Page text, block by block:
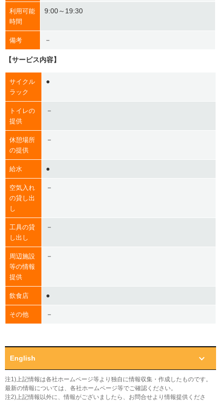
利用可能
時間
9:00～19:30
備考 －
【サービス内容】
サイクル
ラック
●
トイレの
提供
－
休憩場所
の提供
－
給水 ●
空気入れ
の貸し出
し
－
工具の貸
し出し
－
周辺施設
等の情報
提供
－
飲食店 ●
その他 －
English
注1)上記情報は各社ホームページ等より独自に情報収集・作成したものです。
最新の情報については、各社ホームページ等でご確認ください。
注2)上記情報以外に、情報がございましたら、お問合せより情報提供くださ